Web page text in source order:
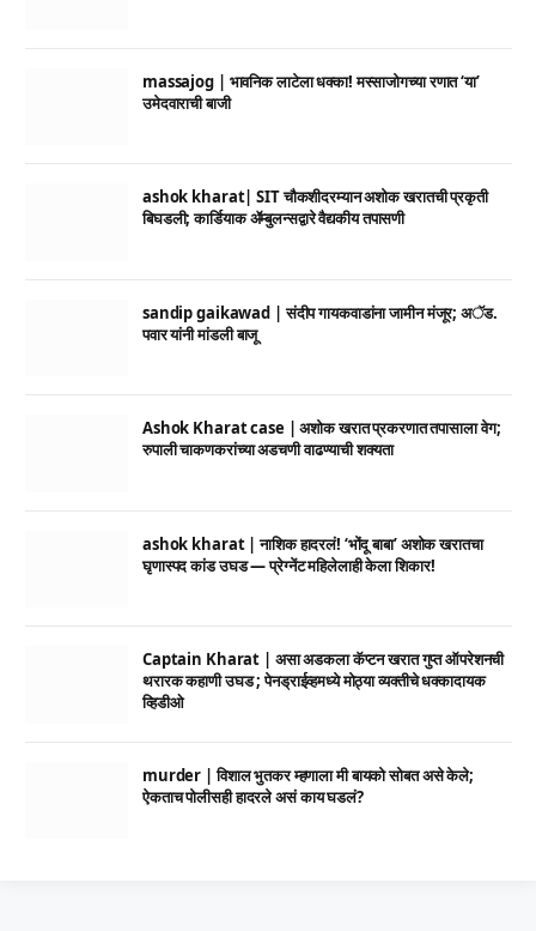
massajog | भावनिक लाटेला धक्का! मस्साजोगच्या रणात ‘या’
उमेदवाराची बाजी
ashok kharat| SIT चौकशीदरम्यान अशोक खरातची प्रकृती
बिघडली; कार्डियाक ॲम्बुलन्सद्वारे वैद्यकीय तपासणी
sandip gaikawad | संदीप गायकवाडांना जामीन मंजूर; अॅड.
पवार यांनी मांडली बाजू
Ashok Kharat case | अशोक खरात प्रकरणात तपासाला वेग;
रुपाली चाकणकरांच्या अडचणी वाढण्याची शक्यता
ashok kharat | नाशिक हादरलं! ‘भोंदू बाबा’ अशोक खरातचा
घृणास्पद कांड उघड — प्रेग्नेंट महिलेलाही केला शिकार!
Captain Kharat | असा अडकला कॅप्टन खरात गुप्त ऑपरेशनची
थरारक कहाणी उघड ; पेनड्राईव्हमध्ये मोठ्या व्यक्तीचे धक्कादायक
व्हिडीओ
murder | विशाल भुतकर म्हणाला मी बायको सोबत असे केले;
ऐकताच पोलीसही हादरले असं काय घडलं?